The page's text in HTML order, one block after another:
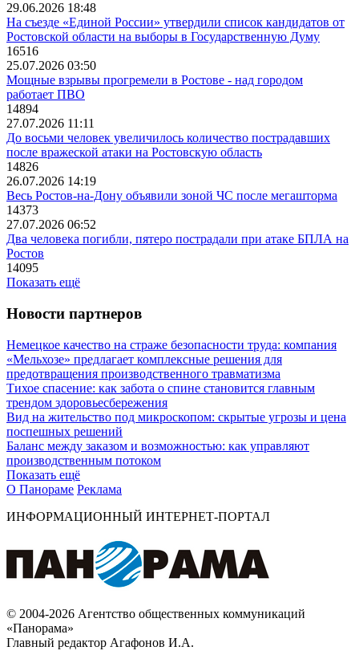
29.06.2026 18:48
На съезде «Единой России» утвердили список кандидатов от
Ростовской области на выборы в Государственную Думу
16516
25.07.2026 03:50
Мощные взрывы прогремели в Ростове - над городом
работает ПВО
14894
27.07.2026 11:11
До восьми человек увеличилось количество пострадавших
после вражеской атаки на Ростовскую область
14826
26.07.2026 14:19
Весь Ростов-на-Дону объявили зоной ЧС после мегашторма
14373
27.07.2026 06:52
Два человека погибли, пятеро пострадали при атаке БПЛА на
Ростов
14095
Показать ещё
Новости партнеров
Немецкое качество на страже безопасности труда: компания
«Мельхозе» предлагает комплексные решения для
предотвращения производственного травматизма
Тихое спасение: как забота о спине становится главным
трендом здоровьесбережения
Вид на жительство под микроскопом: скрытые угрозы и цена
поспешных решений
Баланс между заказом и возможностью: как управляют
производственным потоком
Показать ещё
О Панораме Реклама
ИНФОРМАЦИОННЫЙ ИНТЕРНЕТ-ПОРТАЛ
© 2004-2026 Агентство общественных коммуникаций
«Панорама»
Главный редактор Агафонов И.А.